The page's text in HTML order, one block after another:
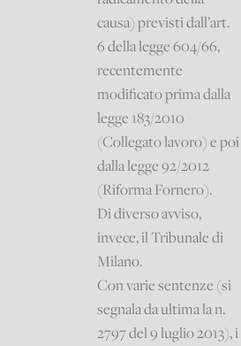
causa) previsti dall’art.
6 della legge 604/66,
recentemente
modificato prima dalla
legge 183/2010
(Collegato lavoro) e poi
dalla legge 92/2012
(Riforma Fornero).
Di diverso avviso,
invece, il Tribunale di
Milano.
Con varie sentenze (si
segnala da ultima la n.
2797 del 9 luglio 2013), i